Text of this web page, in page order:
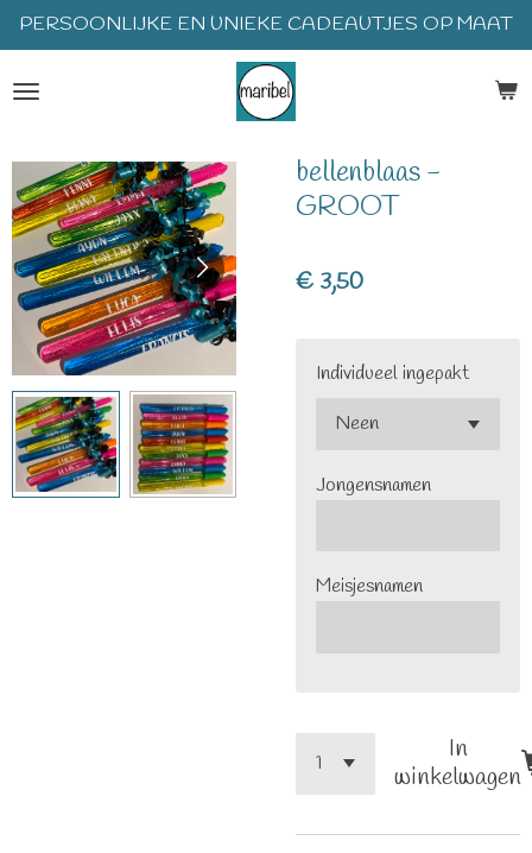
Ga
direct
naar
PERSOONLIJKE EN UNIEKE CADEAUTJES OP MAAT
bellenblaas -
GROOT
€ 3,50
Individueel ingepakt
Jongensnamen
Meisjesnamen
In
winkelwagen